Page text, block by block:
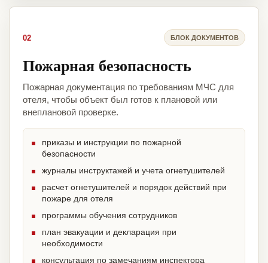
02 БЛОК ДОКУМЕНТОВ
Пожарная безопасность
Пожарная документация по требованиям МЧС для
отеля, чтобы объект был готов к плановой или
внеплановой проверке.
приказы и инструкции по пожарной
безопасности
журналы инструктажей и учета огнетушителей
расчет огнетушителей и порядок действий при
пожаре для отеля
программы обучения сотрудников
план эвакуации и декларация при
необходимости
консультация по замечаниям инспектора